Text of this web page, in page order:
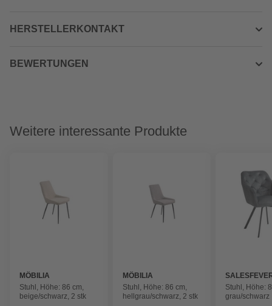
HERSTELLERKONTAKT
BEWERTUNGEN
Weitere interessante Produkte
MÖBILIA
Stuhl, Höhe: 86 cm,
beige/schwarz, 2 stk
MÖBILIA
Stuhl, Höhe: 86 cm,
hellgrau/schwarz, 2 stk
Stuhl, Höhe:
grau/schwarz